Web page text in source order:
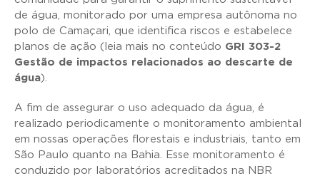
de água, monitorado por uma empresa autônoma no
polo de Camaçari, que identifica riscos e estabelece
planos de ação (leia mais no conteúdo GRI 303-2
Gestão de impactos relacionados ao descarte de
água).
A fim de assegurar o uso adequado da água, é
realizado periodicamente o monitoramento ambiental
em nossas operações florestais e industriais, tanto em
São Paulo quanto na Bahia. Esse monitoramento é
conduzido por laboratórios acreditados na NBR